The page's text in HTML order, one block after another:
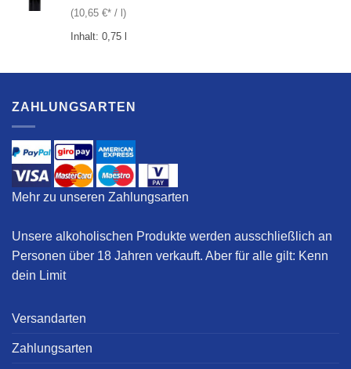
(10,65 € / )
Inhalt: 0,75 l
ZAHLUNGSARTEN
Mehr zu unseren Zahlungsarten
Unsere alkoholischen Produkte werden ausschließlich an
Personen über 18 Jahren verkauft. Aber für alle gilt: Kenn
dein Limit
Versandarten
Zahlungsarten